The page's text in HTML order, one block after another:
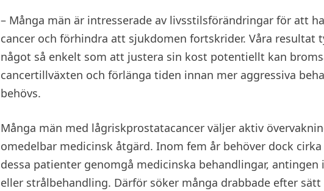
– Många män är intresserade av livsstilsförändringar för att
cancer och förhindra att sjukdomen fortskrider. Våra resultat
något så enkelt som att justera sin kost potentiellt kan
cancertillväxten och förlänga tiden innan mer aggressiva
behövs.
Många män med lågriskprostatacancer väljer aktiv
omedelbar medicinsk åtgärd. Inom fem år behöver dock
dessa patienter genomgå medicinska behandlingar,
eller strålbehandling. Därför söker många drabbade efter